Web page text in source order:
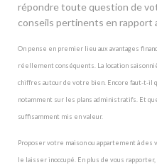
répondre toute question de
conseils pertinents en rapport
On pense en premier lieu aux avantages
réellement conséquents. La location
chiffres autour de votre bien. Encore faut-t-il
notamment sur les plans administratifs. Et
suffisamment mis en valeur.
Proposer votre maison ou appartement à des
le laisser inoccupé. En plus de vous